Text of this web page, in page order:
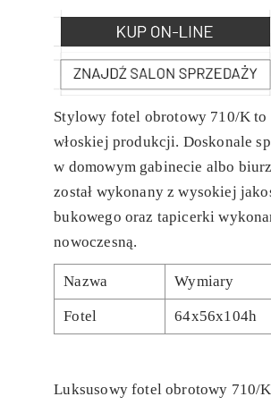
Stylowy fotel obrotowy 710/K to
włoskiej produkcji. Doskonale
w domowym gabinecie albo
został wykonany z wysokiej
bukowego oraz tapicerki
nowoczesną.
Nazwa Wymiary
Fotel 64x56x104h
Luksusowy fotel obrotowy 710/